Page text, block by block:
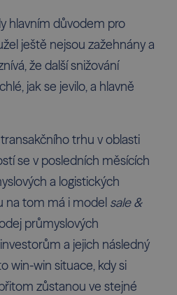
hlavním důvodem pro
ještě nejsou zažehnány a
že další snižování
jak se jevilo, a hlavně
trhu v oblasti
se v posledních měsících
a logistických
na tom má i model sale &
průmyslových
a jejich následný
win-win situace, kdy si
zůstanou ve stejné